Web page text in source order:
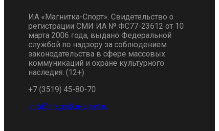
ИА «Магнитка-Спорт». Свидетельство о
регистрации СМИ ИА № ФС77-23612 от 10
марта 2006 года, выдано Федеральной
службой по надзору за соблюдением
законодательства в сфере массовых
коммуникаций и охране культурного
наследия. (12+)
+7 (3519) 45-80-70